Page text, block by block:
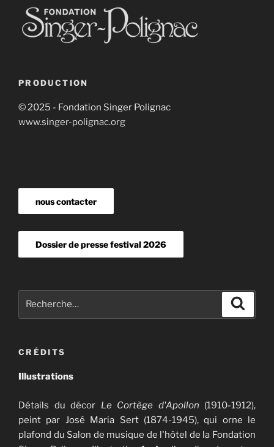
PRODUCTION
© 2025 - Fondation Singer Polignac
www.singer-polignac.org
nous contacter
Dossier de presse festival 2026
CRÉDITS
Illustrations
Détails du décor Le Cortège d'Apollon (1910-1912),
peint par José Maria Sert (1874-1945), qui orne le
plafond du Salon de musique de l'hôtel de la Fondation